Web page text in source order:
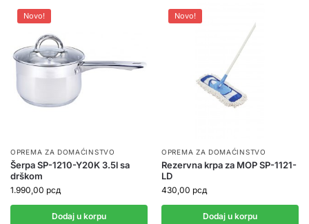
Novo!
OPREMA ZA DOMAĆINSTVO
Šerpa SP-1210-Y20K 3.5l sa
drškom
1.990,00 рсд
Dodaj u korpu
Novo!
OPREMA ZA DOMAĆINSTVO
Rezervna krpa za MOP SP-1121-
LD
430,00 рсд
Dodaj u korpu